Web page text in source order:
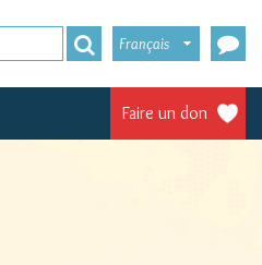
Français
Faire un don